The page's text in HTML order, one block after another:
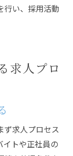
行い、採用活動
求人プロ
ず求人プロセス
イトや正社員の